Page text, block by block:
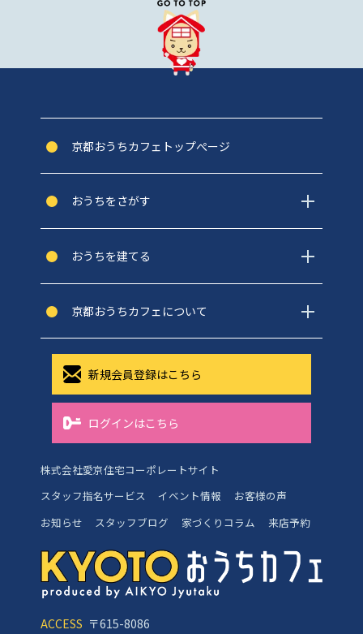
ACCESS 〒615-8086
京都おうちカフェトップぺージ
おうちをさがす
おうちを建てる
京都おうちカフェについて
新規会員登録はこちら
ログインはこちら
株式会社愛京住宅コーポレートサイト
スタッフ指名サービス
イベント情報
お客様の声
お知らせ
スタッフブログ 家づくりコラム 来店予約